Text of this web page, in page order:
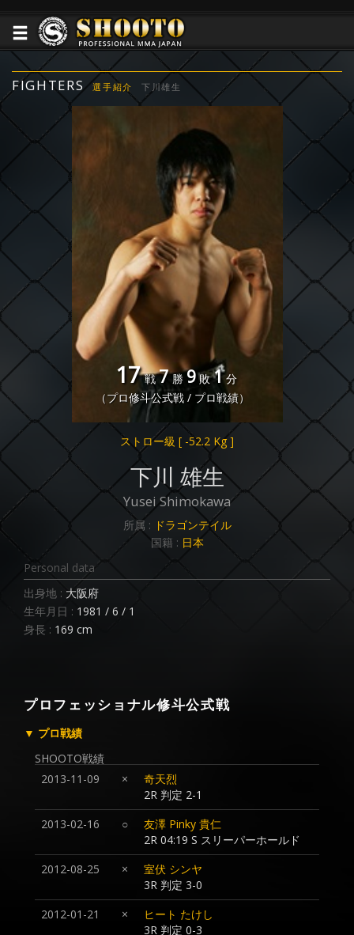
FIGHTERS 選手紹介 下川雄生
17 戦 7 勝 9 敗 1 分
（プロ修斗公式戦 / プロ戦績）
ストロー級 [ -52.2 Kg ]
下川 雄生
Yusei Shimokawa
所属 : ドラゴンテイル
国籍 : 日本
Personal data
出身地 : 大阪府
生年月日 : 1981 / 6 / 1
身長 : 169 cm
プロフェッショナル修斗公式戦
▼ プロ戦績
SHOOTO戦績
2013-11-09
×
奇天烈
2R 判定 2-1
2013-02-16
○
友澤 Pinky 貴仁
2R 04:19 S スリーパーホールド
2012-08-25
×
室伏 シンヤ
3R 判定 3-0
2012-01-21
×
ヒート たけし
3R 判定 0-3